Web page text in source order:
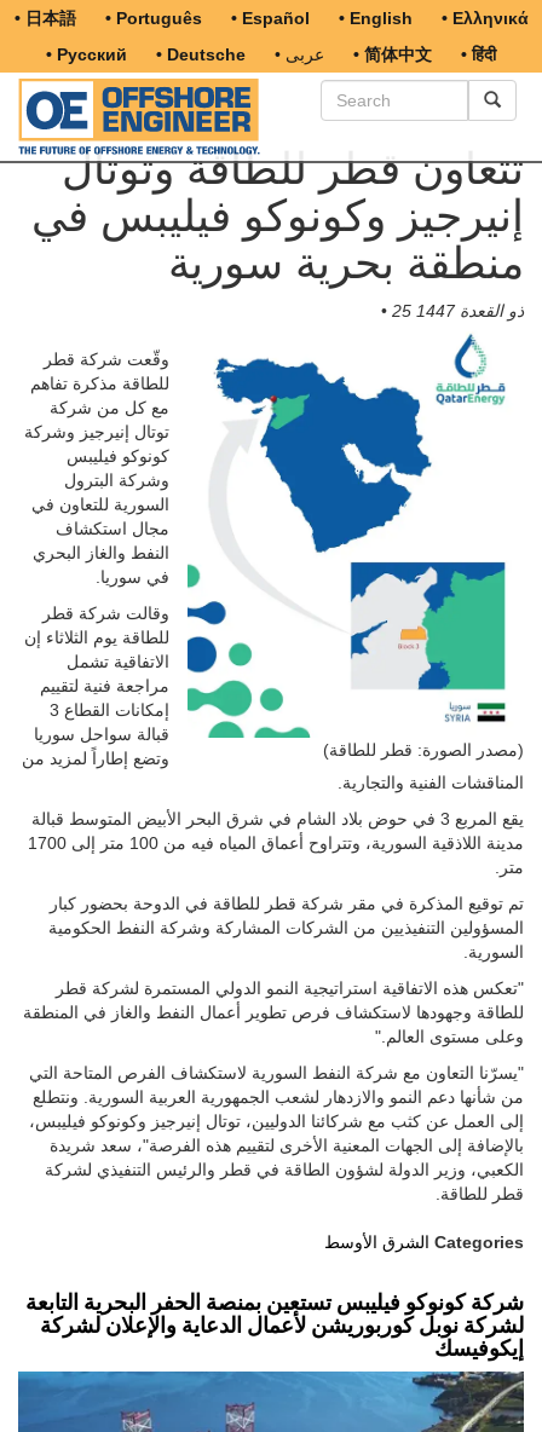
• 日本語 • Português • Español • English
• Ελληνικά
• Русский
• Deutsche • عربى • 简体中文 • हिंदी
تتعاون قطر للطاقة وتوتال
إنيرجيز وكونوكو فيليبس في
منطقة بحرية سورية
• 25 ذو القعدة 1447
(مصدر الصورة: قطر للطاقة)
وقّعت شركة قطر
للطاقة مذكرة تفاهم
مع كل من شركة
توتال إنيرجيز وشركة
كونوكو فيليبس
وشركة البترول
السورية للتعاون في
مجال استكشاف
النفط والغاز البحري
في سوريا.
وقالت شركة قطر
للطاقة يوم الثلاثاء إن
الاتفاقية تشمل
مراجعة فنية لتقييم
إمكانات القطاع 3
قبالة سواحل سوريا
وتضع إطاراً لمزيد من
المناقشات الفنية والتجارية.
يقع المربع 3 في حوض بلاد الشام في شرق البحر الأبيض المتوسط قبالة
مدينة اللاذقية السورية، وتتراوح أعماق المياه فيه من 100 متر إلى 1700
متر.
تم توقيع المذكرة في مقر شركة قطر للطاقة في الدوحة بحضور كبار
المسؤولين التنفيذيين من الشركات المشاركة وشركة النفط الحكومية
السورية.
"تعكس هذه الاتفاقية استراتيجية النمو الدولي المستمرة لشركة قطر
للطاقة وجهودها لاستكشاف فرص تطوير أعمال النفط والغاز في المنطقة
وعلى مستوى العالم."
"يسرّنا التعاون مع شركة النفط السورية لاستكشاف الفرص المتاحة التي
من شأنها دعم النمو والازدهار لشعب الجمهورية العربية السورية. ونتطلع
إلى العمل عن كثب مع شركائنا الدوليين، توتال إنيرجيز وكونوكو فيليبس،
بالإضافة إلى الجهات المعنية الأخرى لتقييم هذه الفرصة"، سعد شريدة
الكعبي، وزير الدولة لشؤون الطاقة في قطر والرئيس التنفيذي لشركة
قطر للطاقة.
الشرق الأوسط Categories
شركة كونوكو فيليبس تستعين بمنصة الحفر البحرية التابعة
لشركة نوبل كوربوريشن لأعمال الدعاية والإعلان لشركة
إيكوفيسك